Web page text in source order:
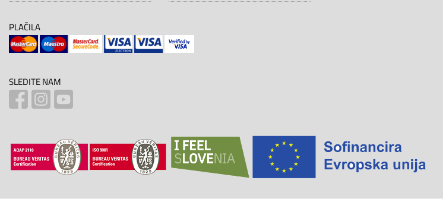
PLAČILA
SLEDITE NAM